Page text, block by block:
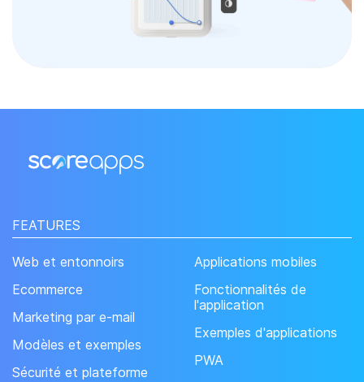
FEATURES
Web et entonnoirs
Ecommerce
Marketing par e-mail
Modèles et exemples
Sécurité et plateforme
Applications mobiles
Fonctionnalités de
l'application
Exemples d'applications
PWA